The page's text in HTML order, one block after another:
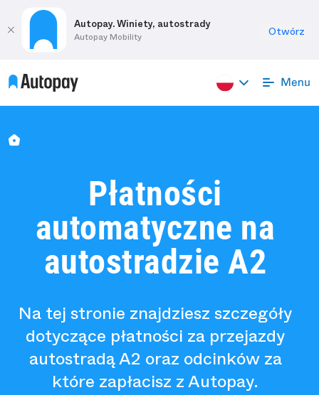
Autopay. Winiety, autostrady
Autopay Mobility Otwórz
Płatności
automatyczne na
autostradzie A2
Na tej stronie znajdziesz szczegóły
dotyczące płatności za przejazdy
autostradą A2 oraz odcinków za
które zapłacisz z Autopay.